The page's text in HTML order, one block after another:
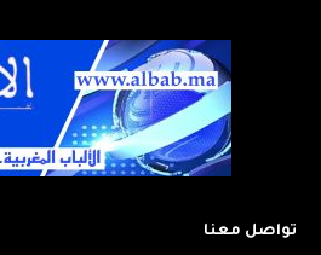
تواصل معنا